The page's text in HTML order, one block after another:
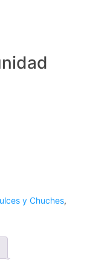
y Chuches,